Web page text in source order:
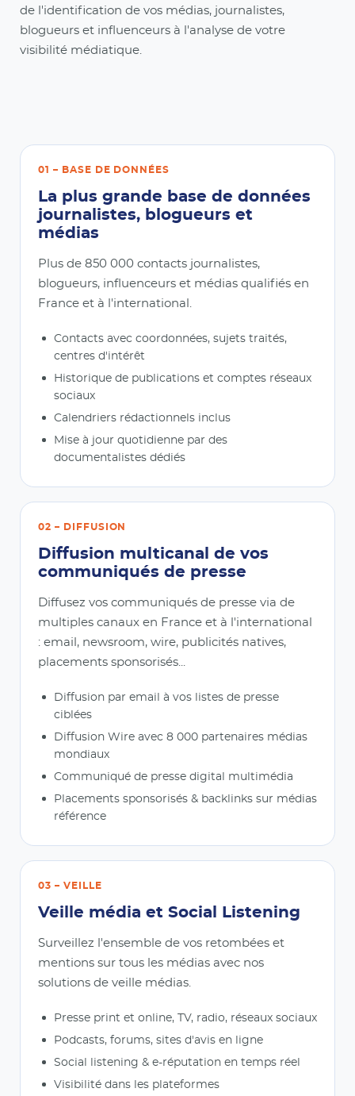
de l'identification de vos médias, journalistes,
blogueurs et influenceurs à l'analyse de votre
visibilité médiatique.
01 – BASE DE DONNÉES
La plus grande base de données
journalistes, blogueurs et
médias
Plus de 850 000 contacts journalistes,
blogueurs, influenceurs et médias qualifiés en
France et à l'international.
Contacts avec coordonnées, sujets traités,
centres d'intérêt
Historique de publications et comptes réseaux
sociaux
Calendriers rédactionnels inclus
Mise à jour quotidienne par des
documentalistes dédiés
02 – DIFFUSION
Diffusion multicanal de vos
communiqués de presse
Diffusez vos communiqués de presse via de
multiples canaux en France et à l'international
: email, newsroom, wire, publicités natives,
placements sponsorisés...
Diffusion par email à vos listes de presse
ciblées
Diffusion Wire avec 8 000 partenaires médias
mondiaux
Communiqué de presse digital multimédia
Placements sponsorisés & backlinks sur médias
référence
03 – VEILLE
Veille média et Social Listening
Surveillez l'ensemble de vos retombées et
mentions sur tous les médias avec nos
solutions de veille médias.
Presse print et online, TV, radio, réseaux sociaux
Podcasts, forums, sites d'avis en ligne
Social listening & e-réputation en temps réel
Visibilité dans les plateformes